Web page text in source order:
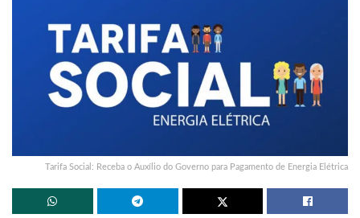
Tarifa Social: Receba o Auxílio do Governo para Pagamento de Energia Elétrica